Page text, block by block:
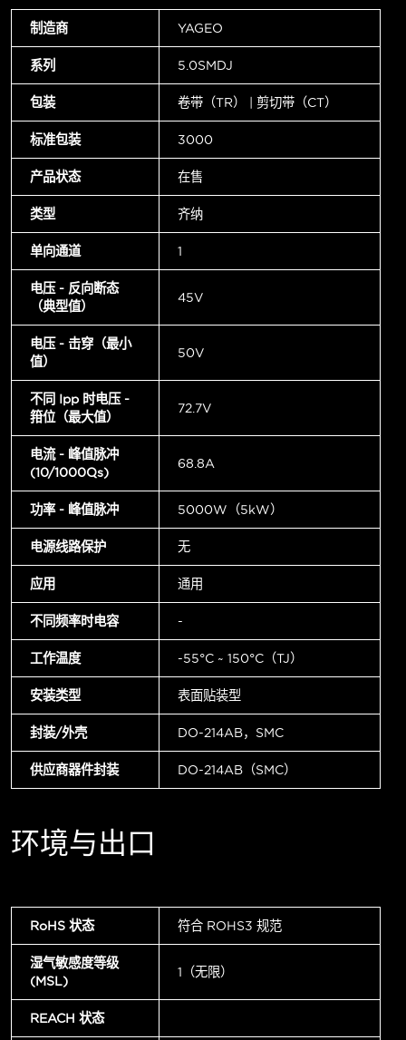
制造商 YAGEO
系列 5.0SMDJ
包装 卷带（TR） | 剪切带（CT）
标准包装 3000
产品状态 在售
类型 齐纳
单向通道 1
电压 - 反向断态
（典型值）
45V
电压 - 击穿（最小
值）
50V
不同 Ipp 时电压 -
箝位（最大值）
72.7V
电流 - 峰值脉冲
(10/1000µs)
68.8A
功率 - 峰值脉冲 5000W（5kW）
电源线路保护 无
应用 通用
不同频率时电容 -
工作温度 -55°C ~ 150°C（TJ）
安装类型 表面贴装型
封装/外壳 DO-214AB，SMC
供应商器件封装 DO-214AB（SMC）
环境与出口
RoHS 状态 符合 ROHS3 规范
湿气敏感度等级
(MSL)
1（无限）
REACH 状态